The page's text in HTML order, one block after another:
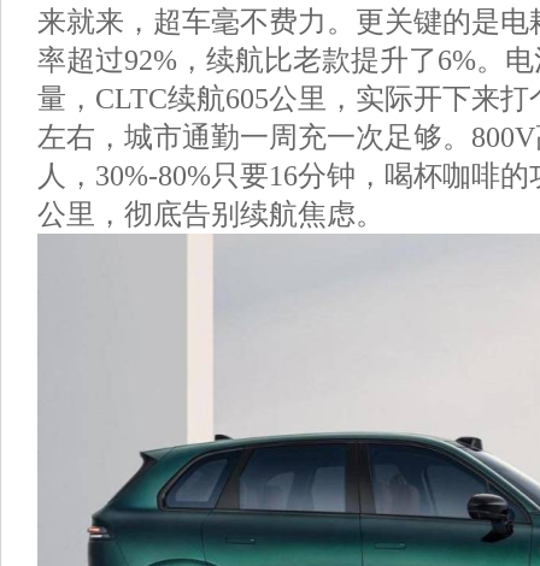
来就来，超车毫不费力。更关键的是
率超过92%，续航比老款提升了6%。
量，CLTC续航605公里，实际开下来
左右，城市通勤一周充一次足够。
人，30%-80%只要16分钟，喝杯咖啡
公里，彻底告别续航焦虑。